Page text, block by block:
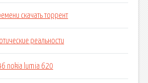
скачать торрент
реальности
nokia lumia 620